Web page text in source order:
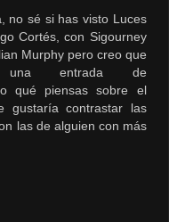
no sé si has visto Luces
Cortés, con Sigourney
Murphy pero creo que
una entrada de
qué piensas sobre el
contrastar las
las de alguien con más